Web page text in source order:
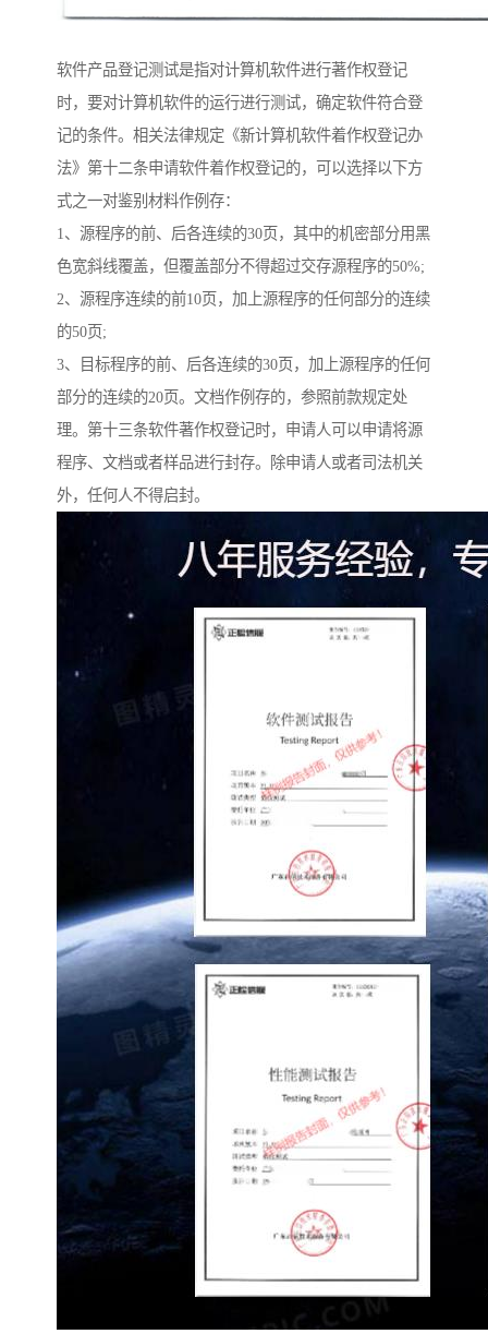
软件产品登记测试是指对计算机软件进行著作权登记
时，要对计算机软件的运行进行测试，确定软件符合登
记的条件。相关法律规定《新计算机软件着作权登记办
法》第十二条申请软件着作权登记的，可以选择以下方
式之一对鉴别材料作例存：
1、源程序的前、后各连续的30页，其中的机密部分用黑
色宽斜线覆盖，但覆盖部分不得超过交存源程序的50%;
2、源程序连续的前10页，加上源程序的任何部分的连续
的50页;
3、目标程序的前、后各连续的30页，加上源程序的任何
部分的连续的20页。文档作例存的，参照前款规定处
理。第十三条软件著作权登记时，申请人可以申请将源
程序、文档或者样品进行封存。除申请人或者司法机关
外，任何人不得启封。